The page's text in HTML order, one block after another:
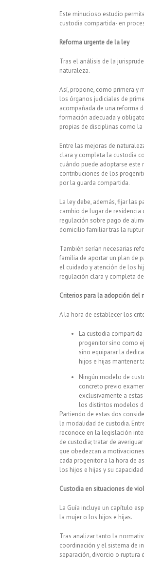
Este minucioso estudio
custodia compartida- en
Reforma urgente de la ley
Tras el análisis de la
naturaleza.
Así, propone, como primera y
los órganos judiciales de
acompañada de una reforma
formación adecuada y
propias de disciplinas como
Entre las mejoras de
clara y completa la custodia
cuándo puede adoptarse este
contribuciones de los
por la guarda compartida.
La ley debe, además, fijar las
cambio de lugar de
regulación sobre pago de
domicilio familiar tras la
También serían necesarias
familia de aportar un plan de
el cuidado y atención de los
regulación clara y completa
Criterios para la adopción del
A la hora de establecer los
La custodia
progenitor sino como
sino equiparar la
hijos e hijas mantener
Ningún modelo de
concreto previo
exclusivamente a
los distintos modelos
Partiendo de estas dos
la modalidad de custodia.
reconoce en la legislación
de custodia; tratar de
que obedezcan a
cada progenitor a la hora de
los hijos e hijas y su
Custodia en situaciones de
La Guía incluye un capítulo
la mujer o los hijos e hijas.
Tras analizar tanto la
coordinación y el sistema de
separación, divorcio o